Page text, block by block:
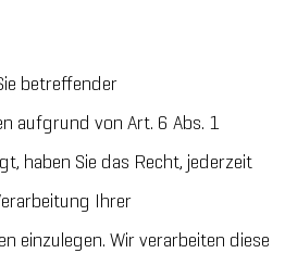
betreffender
aufgrund von Art. 6 Abs. 1
haben Sie das Recht, jederzeit
Ihrer
einzulegen. Wir verarbeiten diese